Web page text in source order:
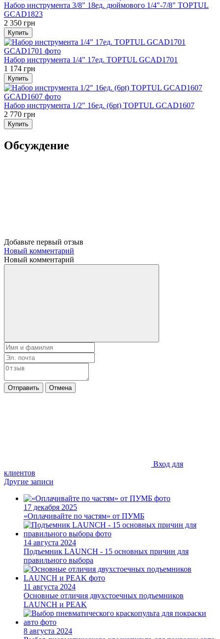
Набор инструмента 3/8" 18ед. дюймового 1/4"-7/8" TOPTUL
GCAD1823
2 350 грн
Купить
Набор инструмента 1/4" 17ед. TOPTUL GCAD1701
1 174 грн
Купить
Набор инструмента 1/2" 16ед. (6pt) TOPTUL GCAD1607
2 770 грн
Купить
Обсуждение
Добавьте первый отзыв
Новый комментарий
Новый комментарий
Отправить Отмена
Вход для
клиентов
Другие записи
17 декабря 2025
«Оплачивайте по частям» от ПУМБ
14 августа 2024
Подъемник LAUNCH - 15 основных причин для
правильного выбора
11 августа 2024
Основные отличия двухстоечных подъемников
LAUNCH и PEAK
8 августа 2024